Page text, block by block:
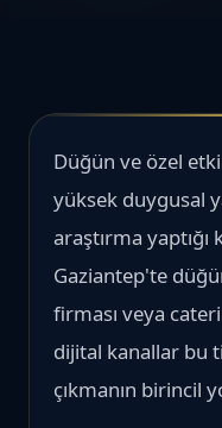
Düğün ve özel
yüksek duygusal
araştırma
Gaziantep'te
firması veya
dijital kanallar bu
çıkmanın birincil